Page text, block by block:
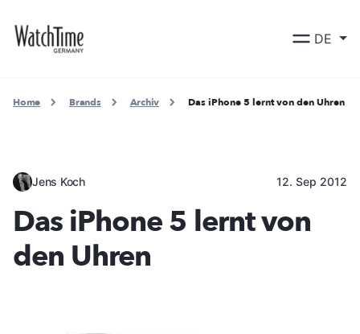
DE
Home Brands Archiv Das iPhone 5 lernt von den Uhren
Jens Koch 12. Sep 2012
Das iPhone 5 lernt von
den Uhren